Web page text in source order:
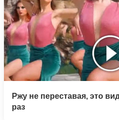
Ржу не переставая, это
раз